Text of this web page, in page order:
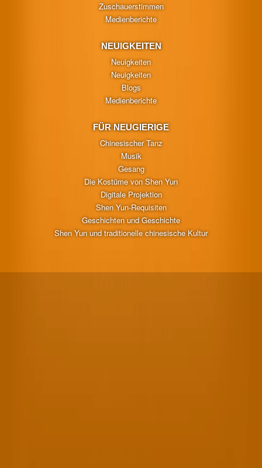
Zuschauerstimmen
Medienberichte
NEUIGKEITEN
Neuigkeiten
Neuigkeiten
Blogs
Medienberichte
FÜR NEUGIERIGE
Chinesischer Tanz
Musik
Gesang
Die Kostüme von Shen Yun
Digitale Projektion
Shen Yun-Requisiten
Geschichten und Geschichte
Shen Yun und traditionelle chinesische Kultur